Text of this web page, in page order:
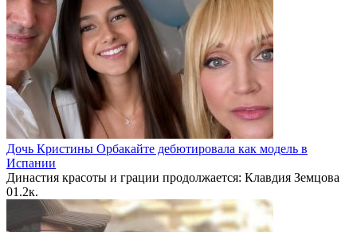
Дочь Кристины Орбакайте дебютировала как модель в
Испании
Династия красоты и грации продолжается: Клавдия Земцова
01.2к.